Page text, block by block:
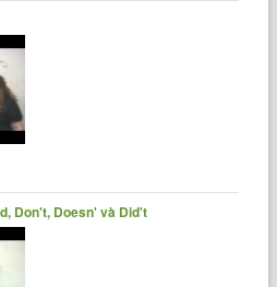
Don't, Doesn' và Did't